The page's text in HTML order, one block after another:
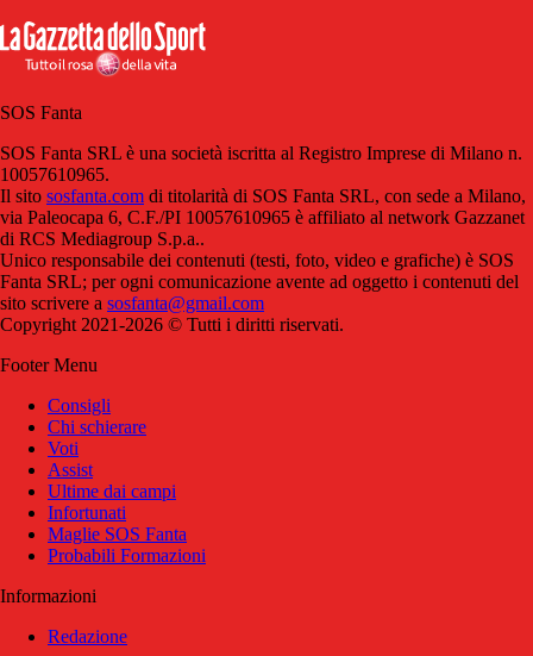
SOS Fanta
SOS Fanta SRL è una società iscritta al Registro Imprese di Milano n.
10057610965.
Il sito sosfanta.com di titolarità di SOS Fanta SRL, con sede a Milano,
via Paleocapa 6, C.F./PI 10057610965 è affiliato al network Gazzanet
di RCS Mediagroup S.p.a..
Unico responsabile dei contenuti (testi, foto, video e grafiche) è SOS
Fanta SRL; per ogni comunicazione avente ad oggetto i contenuti del
sito scrivere a sosfanta@gmail.com
Copyright 2021-2026 © Tutti i diritti riservati.
Footer Menu
Consigli
Chi schierare
Voti
Assist
Ultime dai campi
Infortunati
Maglie SOS Fanta
Probabili Formazioni
Informazioni
Redazione